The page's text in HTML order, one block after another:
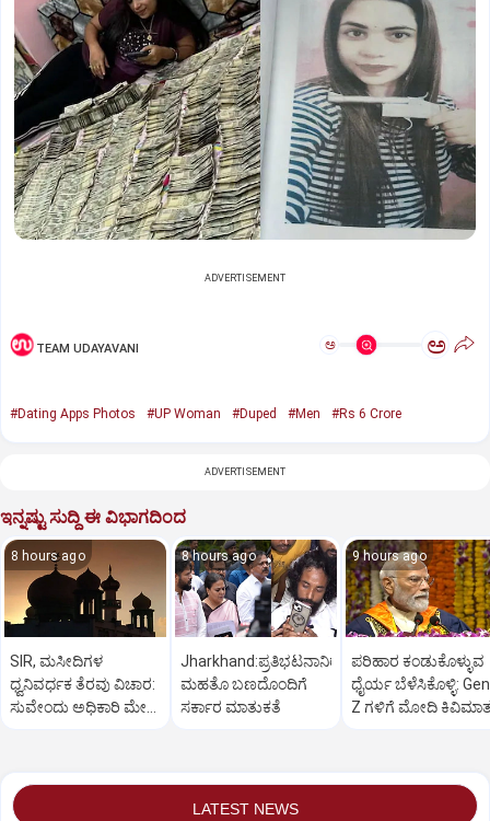
ADVERTISEMENT
TEAM UDAYAVANI ಅ ಅ
#Dating Apps Photos #UP Woman #Duped #Men #Rs 6 Crore
ADVERTISEMENT
ಇನ್ನಷ್ಟು ಸುದ್ದಿ ಈ ವಿಭಾಗದಿಂದ
8 hours ago
SIR, ಮಸೀದಿಗಳ
ಧ್ವನಿವರ್ಧಕ ತೆರವು ವಿಚಾರ:
ಸುವೇಂದು ಅಧಿಕಾರಿ ಮೇಲೆ
8 hours ago
Jharkhand:ಪ್ರತಿಭಟನಾನಿರತ
ಮಹತೊ ಬಣದೊಂದಿಗೆ
ಸರ್ಕಾರ ಮಾತುಕತೆ
9 hours ago
ಪರಿಹಾರ ಕಂಡುಕೊಳ್ಳುವ
ಧೈರ್ಯ ಬೆಳೆಸಿಕೊಳ್ಳಿ:
Z ಗಳಿಗೆ ಮೋದಿ
LATEST NEWS